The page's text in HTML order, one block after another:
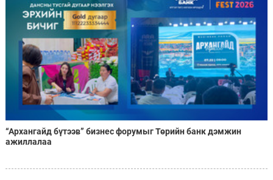
“Архангайд бүтээв” бизнес форумыг Төрийн банк дэмжин
ажиллалаа